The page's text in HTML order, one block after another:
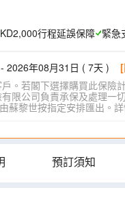
行程延誤保障 緊急
2026年08月31日 ( 7天 )
。若閣下選擇購買此保
限公司負責承保及處理
蘇黎世按指定安排匯出。
預訂須知